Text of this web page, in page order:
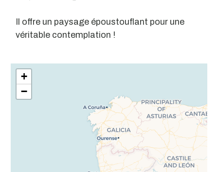
Il offre un paysage époustouflant pour une
véritable contemplation !
+
−